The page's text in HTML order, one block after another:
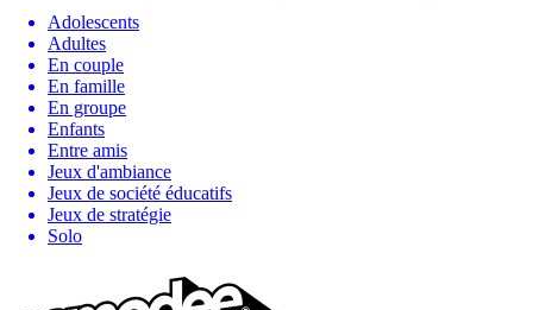
Adolescents
Adultes
En couple
En famille
En groupe
Enfants
Entre amis
Jeux d'ambiance
Jeux de société éducatifs
Jeux de stratégie
Solo